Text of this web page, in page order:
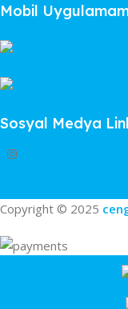
Mobil
Sosyal Medya
Copyright © 2025